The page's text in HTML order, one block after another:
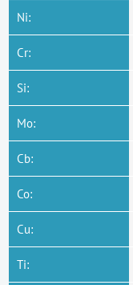
Ni:
Cr:
Si:
Mo:
Cb:
Co:
Cu:
Ti: